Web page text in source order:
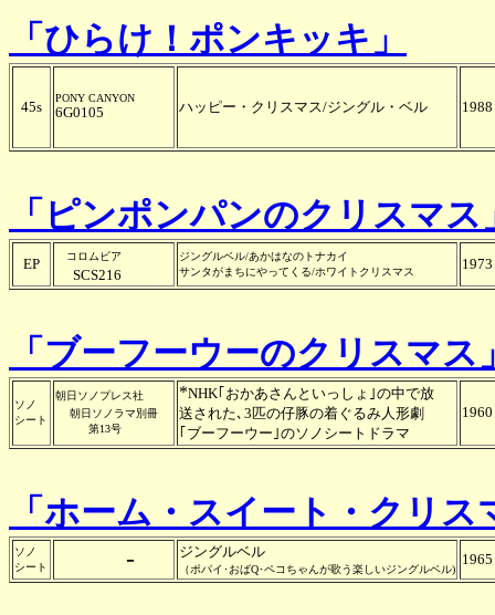
「ひらけ！ポンキッキ」
45s
PONY CANYON
6G0105 ハッピー・クリスマス/ジングル・ベル 1988
「ピンポンパンのクリスマス
EP コロムビア
SCS216
ジングルベル/あかはなのトナカイ
サンタがまちにやってくる/ホワイトクリスマス
1973
「ブーフーウーのクリスマス
ソノ
シート
朝日ソノプレス社
朝日ソノラマ別冊
第13号
*NHK｢おかあさんといっしょ｣の中で放
送された､3匹の仔豚の着ぐるみ人形劇
｢ブーフーウー｣のソノシートドラマ
1960
「ホーム・スイート・クリス
ソノ
シート
- ジングルベル
（ポパイ･おばQ･ペコちゃんが歌う楽しいジングルベル)
1965